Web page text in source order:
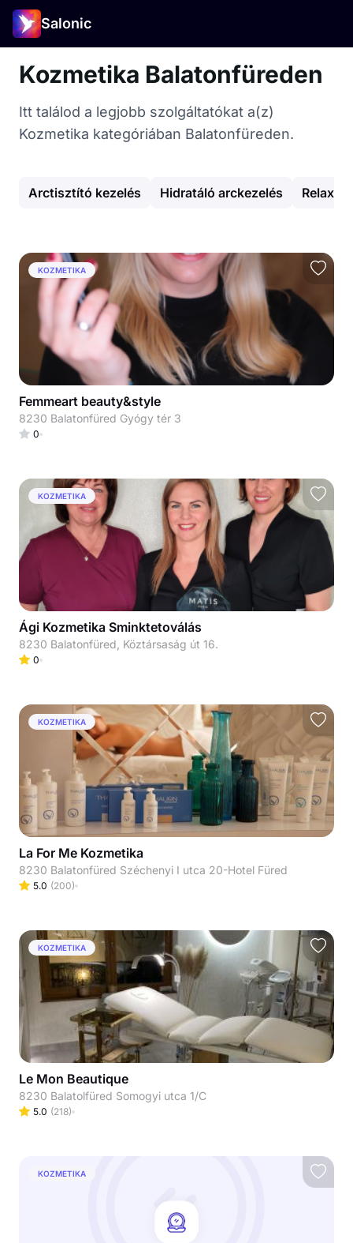
Salonic
Kozmetika Balatonfüreden
Itt találod a legjobb szolgáltatókat a(z)
Kozmetika kategóriában Balatonfüreden.
Arctisztító kezelés Hidratáló arckezelés
KOZMETIKA
Femmeart beauty&style
8230 Balatonfüred Gyógy tér 3
0
KOZMETIKA
Ági Kozmetika Sminktetoválás
8230 Balatonfüred, Köztársaság út 16.
0
KOZMETIKA
La For Me Kozmetika
8230 Balatonfüred Széchenyi I utca 20-Hotel Füred
5.0 (200)
KOZMETIKA
Le Mon Beautique
8230 Balatolfüred Somogyi utca 1/C
5.0 (218)
KOZMETIKA